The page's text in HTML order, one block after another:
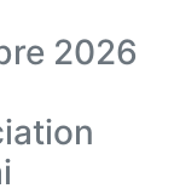
2026